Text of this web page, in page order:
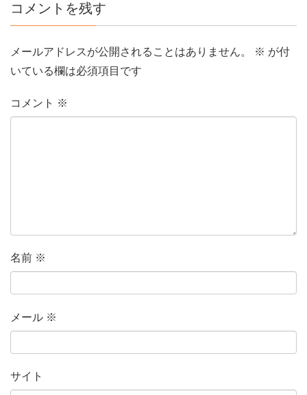
コメントを残す
メールアドレスが公開されることはありません。 ※ が付
いている欄は必須項目です
コメント ※
名前 ※
メール ※
サイト